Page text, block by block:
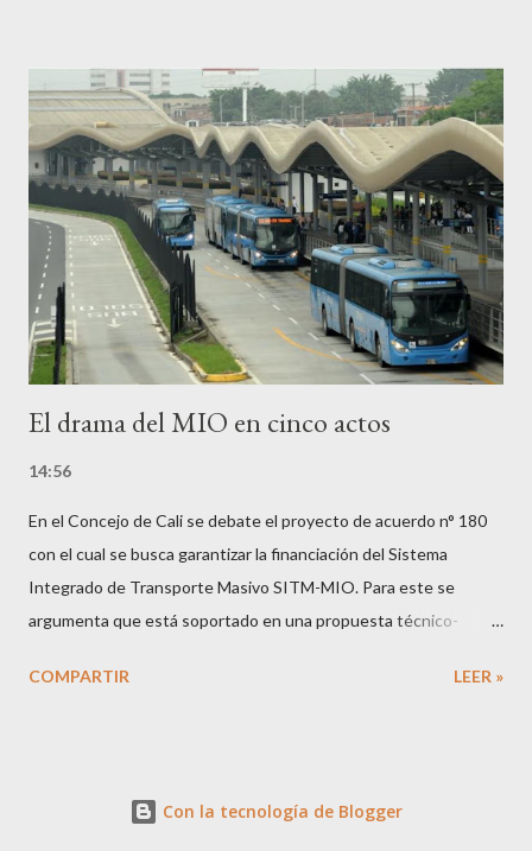
Colombia, apenas en el 2015 el gobierno nacional entendió que
el subsidio a la operación del transporte público era necesario
para cubrir el déficit financiero de la operación y así garantizar el
servicio a los ciudadanos, dado que el recaudo por la venta de
tiquetes no resulta suficiente para cubrir los costos de ofrecer
el servicio. En la actualidad, ocho ciudades cuentan con sistemas
integrados o estratégicos de transporte en...
El drama del MIO en cinco actos
14:56
En el Concejo de Cali se debate el proyecto de acuerdo n° 180
con el cual se busca garantizar la financiación del Sistema
Integrado de Transporte Masivo SITM-MIO. Para este se
argumenta que está soportado en una propuesta técnico-
Integrado Inteligente de Transporte Público SIITP, del cual los
de la nociva guerra del centavo. El origen de dicho debate es
COMPARTIR LEER »
Con la tecnología de Blogger